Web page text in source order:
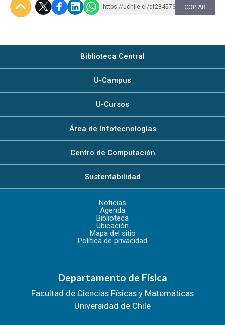
https://uchile.cl/df234576 COPIAR
Biblioteca Central
U-Campus
U-Cursos
Área de Infotecnologías
Centro de Computación
Sustentabilidad
Noticias
Agenda
Biblioteca
Ubicación
Mapa del sitio
Política de privacidad
Departamento de Física
Facultad de Ciencias Físicas y Matemáticas
Universidad de Chile